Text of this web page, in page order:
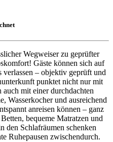
Wegweiser zu geprüfter
Gäste können sich auf
verlassen – objektiv geprüft und
punktet nicht nur mit
mit einer durchdachten
Wasserkocher und ausreichend
anreisen können – ganz
bequeme Matratzen und
den Schlafräumen schenken
Ruhepausen zwischendurch.